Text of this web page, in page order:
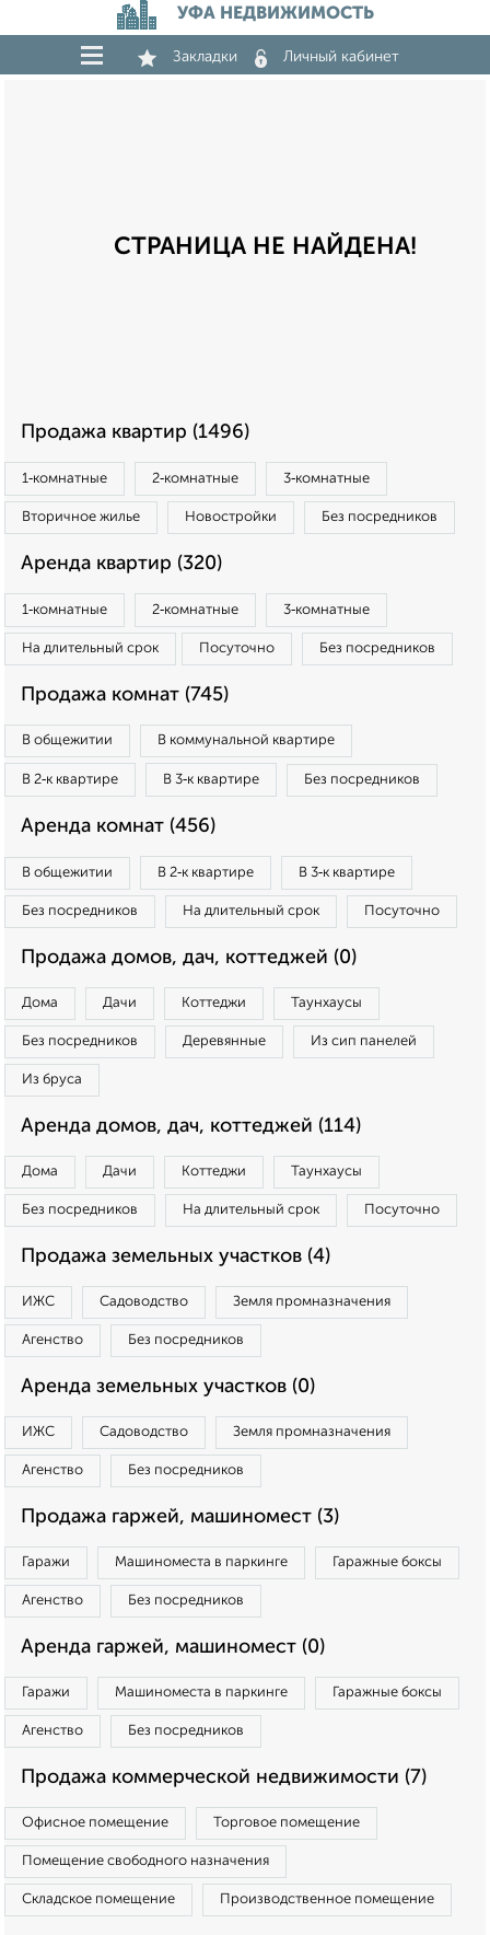
УФА НЕДВИЖИМОСТЬ
Закладки Личный кабинет
СТРАНИЦА НЕ НАЙДЕНА!
Продажа квартир (1496)
1‑комнатные 2‑комнатные 3‑комнатные
Вторичное жилье Новостройки Без посредников
Аренда квартир (320)
1‑комнатные 2‑комнатные 3‑комнатные
На длительный срок Посуточно Без посредников
Продажа комнат (745)
В общежитии В коммунальной квартире
В 2‑к квартире В 3‑к квартире Без посредников
Аренда комнат (456)
В общежитии В 2‑к квартире В 3‑к квартире
Без посредников На длительный срок Посуточно
Продажа домов, дач, коттеджей (0)
Дома Дачи Коттеджи Таунхаусы
Без посредников Деревянные Из сип панелей
Из бруса
Аренда домов, дач, коттеджей (114)
Дома Дачи Коттеджи Таунхаусы
Без посредников На длительный срок Посуточно
Продажа земельных участков (4)
ИЖС Садоводство Земля промназначения
Агенство Без посредников
Аренда земельных участков (0)
ИЖС Садоводство Земля промназначения
Агенство Без посредников
Продажа гаржей, машиномест (3)
Гаражи Машиноместа в паркинге Гаражные боксы
Агенство Без посредников
Аренда гаржей, машиномест (0)
Гаражи Машиноместа в паркинге Гаражные боксы
Агенство Без посредников
Продажа коммерческой недвижимости (7)
Офисное помещение Торговое помещение
Помещение свободного назначения
Складское помещение Производственное помещение